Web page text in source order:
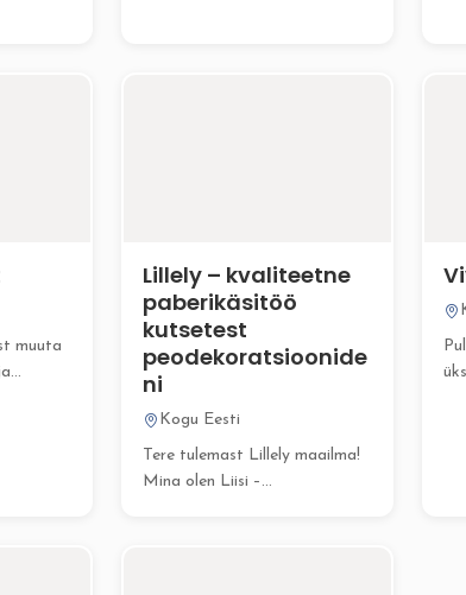
muuta
Lillely – kvaliteetne
paberikäsitöö
kutsetest
peodekoratsioonide
ni
Kogu Eesti
Tere tulemast Lillely maailma!
Mina olen Liisi –